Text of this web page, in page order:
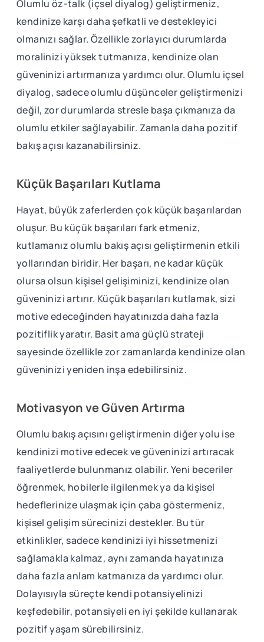
Olumlu öz-talk (içsel diyalog) geliştirmeniz,
kendinize karşı daha şefkatli ve destekleyici
olmanızı sağlar. Özellikle zorlayıcı durumlarda
moralinizi yüksek tutmanıza, kendinize olan
güveninizi artırmanıza yardımcı olur. Olumlu içsel
diyalog, sadece olumlu düşünceler geliştirmenizi
değil, zor durumlarda stresle başa çıkmanıza da
olumlu etkiler sağlayabilir. Zamanla daha pozitif
bakış açısı kazanabilirsiniz.
Küçük Başarıları Kutlama
Hayat, büyük zaferlerden çok küçük başarılardan
oluşur. Bu küçük başarıları fark etmeniz,
kutlamanız olumlu bakış açısı geliştirmenin etkili
yollarından biridir. Her başarı, ne kadar küçük
olursa olsun kişisel gelişiminizi, kendinize olan
güveninizi artırır. Küçük başarıları kutlamak, sizi
motive edeceğinden hayatınızda daha fazla
pozitiflik yaratır. Basit ama güçlü strateji
sayesinde özellikle zor zamanlarda kendinize olan
güveninizi yeniden inşa edebilirsiniz.
Motivasyon ve Güven Artırma
Olumlu bakış açısını geliştirmenin diğer yolu ise
kendinizi motive edecek ve güveninizi artıracak
faaliyetlerde bulunmanız olabilir. Yeni beceriler
öğrenmek, hobilerle ilgilenmek ya da kişisel
hedeflerinize ulaşmak için çaba göstermeniz,
kişisel gelişim sürecinizi destekler. Bu tür
etkinlikler, sadece kendinizi iyi hissetmenizi
sağlamakla kalmaz, aynı zamanda hayatınıza
daha fazla anlam katmanıza da yardımcı olur.
Dolayısıyla süreçte kendi potansiyelinizi
keşfedebilir, potansiyeli en iyi şekilde kullanarak
pozitif yaşam sürebilirsiniz.